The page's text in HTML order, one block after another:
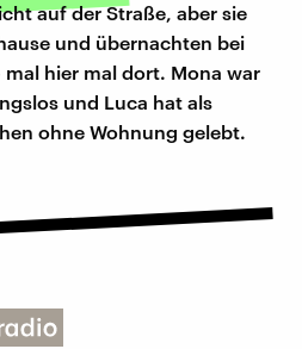
auf der Straße, aber sie
und übernachten bei
mal hier mal dort. Mona war
und Luca hat als
ohne Wohnung gelebt.